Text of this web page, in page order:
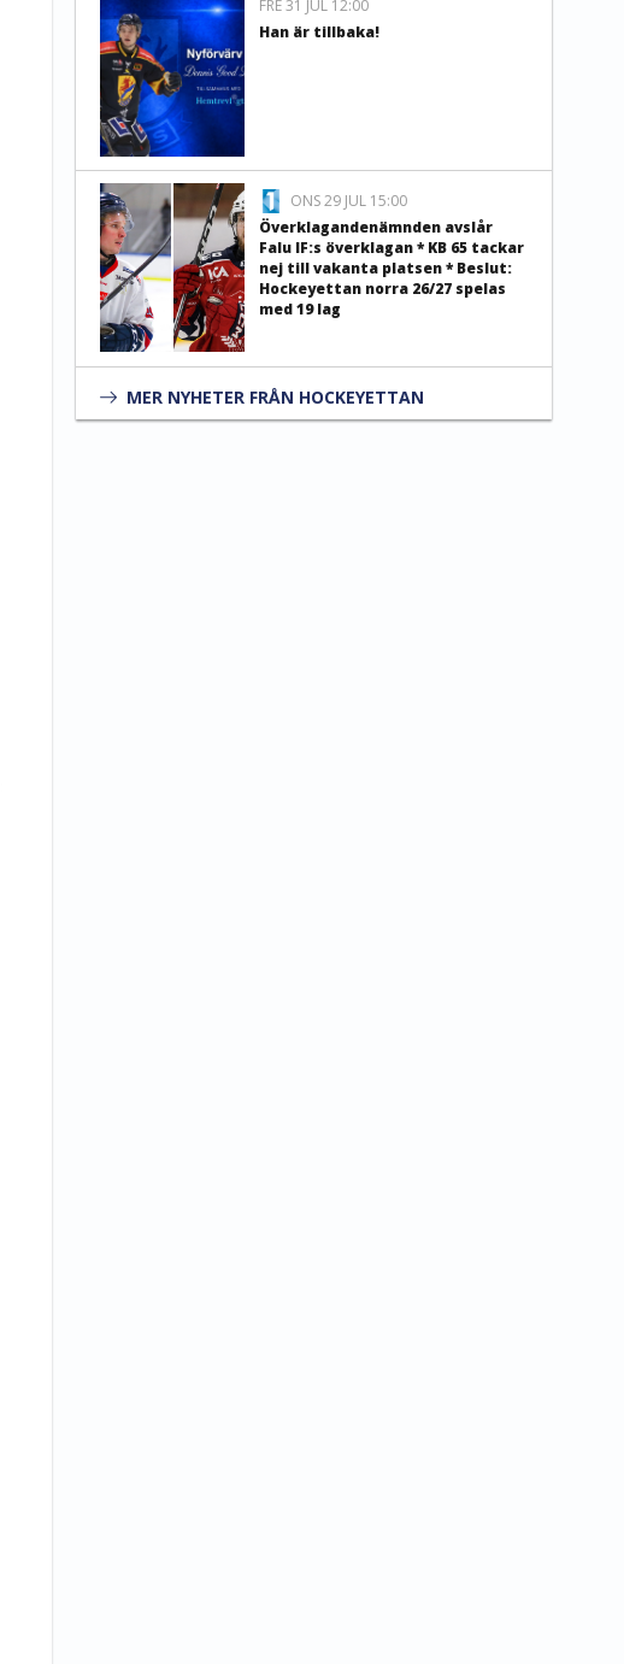
FRE 31 JUL 12:00
Han är tillbaka!
ONS 29 JUL 15:00
Överklagandenämnden avslår
Falu IF:s överklagan * KB 65 tackar
nej till vakanta platsen * Beslut:
Hockeyettan norra 26/27 spelas
med 19 lag
MER NYHETER FRÅN HOCKEYETTAN